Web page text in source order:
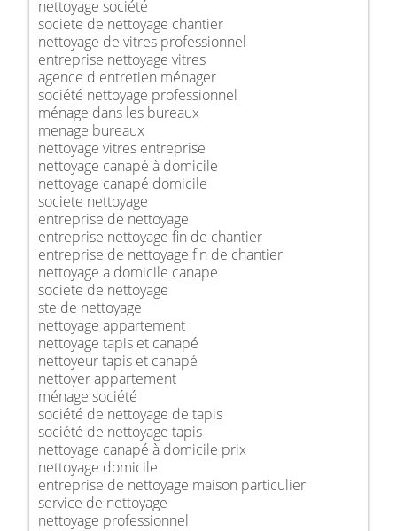
nettoyage société
societe de nettoyage chantier
nettoyage de vitres professionnel
entreprise nettoyage vitres
agence d entretien ménager
société nettoyage professionnel
ménage dans les bureaux
menage bureaux
nettoyage vitres entreprise
nettoyage canapé à domicile
nettoyage canapé domicile
societe nettoyage
entreprise de nettoyage
entreprise nettoyage fin de chantier
entreprise de nettoyage fin de chantier
nettoyage a domicile canape
societe de nettoyage
ste de nettoyage
nettoyage appartement
nettoyage tapis et canapé
nettoyeur tapis et canapé
nettoyer appartement
ménage société
société de nettoyage de tapis
société de nettoyage tapis
nettoyage canapé à domicile prix
nettoyage domicile
entreprise de nettoyage maison particulier
service de nettoyage
nettoyage professionnel